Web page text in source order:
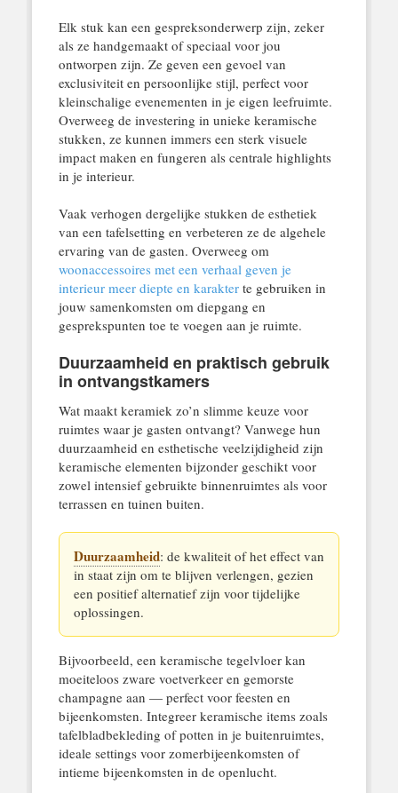
Elk stuk kan een gespreksonderwerp zijn, zeker
als ze handgemaakt of speciaal voor jou
ontworpen zijn. Ze geven een gevoel van
exclusiviteit en persoonlijke stijl, perfect voor
kleinschalige evenementen in je eigen leefruimte.
Overweeg de investering in unieke keramische
stukken, ze kunnen immers een sterk visuele
impact maken en fungeren als centrale highlights
in je interieur.
Vaak verhogen dergelijke stukken de esthetiek
van een tafelsetting en verbeteren ze de algehele
ervaring van de gasten. Overweeg om
woonaccessoires met een verhaal geven je
interieur meer diepte en karakterte gebruiken in
jouw samenkomsten om diepgang en
gesprekspunten toe te voegen aan je ruimte.
Duurzaamheid en praktisch gebruik
in ontvangstkamers
Wat maakt keramiek zo’n slimme keuze voor
ruimtes waar je gasten ontvangt? Vanwege hun
duurzaamheid en esthetische veelzijdigheid zijn
keramische elementen bijzonder geschikt voor
zowel intensief gebruikte binnenruimtes als voor
terrassen en tuinen buiten.
Duurzaamheid: de kwaliteit of het effect van
in staat zijn om te blijven verlengen, gezien
een positief alternatief zijn voor tijdelijke
oplossingen.
Bijvoorbeeld, een keramische tegelvloer kan
moeiteloos zware voetverkeer en gemorste
champagne aan — perfect voor feesten en
bijeenkomsten. Integreer keramische items zoals
tafelbladbekleding of potten in je buitenruimtes,
ideale settings voor zomerbijeenkomsten of
intieme bijeenkomsten in de openlucht.